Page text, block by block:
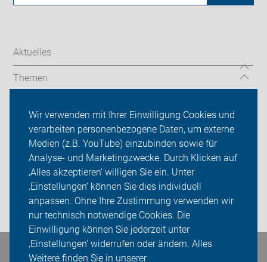
Wir verwenden mit Ihrer Einwilligung Cookies und
verarbeiten personenbezogene Daten, um externe
Medien (z.B. YouTube) einzubinden sowie für
Analyse- und Marketingzwecke. Durch Klicken auf
‚Alles akzeptieren‘ willigen Sie ein. Unter
‚Einstellungen‘ können Sie dies individuell
anpassen. Ohne Ihre Zustimmung verwenden wir
nur technisch notwendige Cookies. Die
Einwilligung können Sie jederzeit unter
‚Einstellungen‘ widerrufen oder ändern. Alles
Weitere finden Sie in unserer
Aktuelles
Themen
ADFC Lüdinghausen
Sei dabei
Presse
Login
Bleiben Sie in Kontakt